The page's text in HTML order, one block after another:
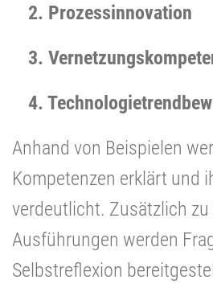
2. Prozessinnovation
3.
4.
Anhand von Beispielen
Kompetenzen erklärt und
verdeutlicht. Zusätzlich zu
Ausführungen werden
Selbstreflexion